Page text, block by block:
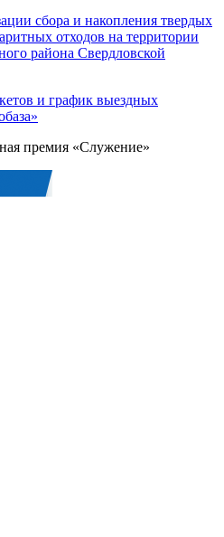
сбора и накопления твердых
отходов на территории
района Свердловской
и график выездных
премия «Служение»